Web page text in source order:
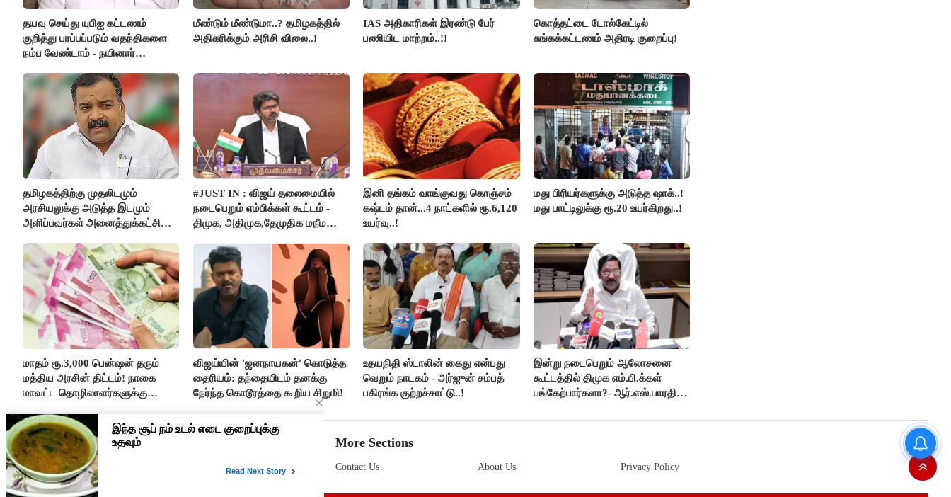
தயவு செய்து யுபிஐ கட்டணம்
குறித்து பரப்பப்படும் வதந்திகளை
நம்ப வேண்டாம் - நயினார்
மீண்டும் மீண்டுமா..? தமிழகத்தில்
அதிகரிக்கும் அரிசி விலை..!
IAS அதிகாரிகள் இரண்டு பேர்
பணியிட மாற்றம்..!!
கொத்தட்டை டோல்கேட்டில்
சுங்கக்கட்டணம் அதிரடி குறைப்பு!
தமிழகத்திற்கு முதலிடமும்
அரசியலுக்கு அடுத்த இடமும்
அளிப்பவர்கள் அனைத்துக்கட்சி
- மாணிக்கம் தாகூர்..!!
#JUST IN : விஜய் தலைமையில்
நடைபெறும் எம்பிக்கள் கூட்டம் -
திமுக, அதிமுக,தேமுதிக மநீம
இனி தங்கம் வாங்குவது கொஞ்சம்
கஷ்டம் தான்...4 நாட்களில் ரூ.6,120
உயர்வு..!
மது பிரியர்களுக்கு அடுத்த ஷாக்..!
மது பாட்டிலுக்கு ரூ.20 உயர்கிறது..!
மாதம் ரூ.3,000 பென்ஷன் தரும்
மத்திய அரசின் திட்டம்! நாகை
மாவட்ட தொழிலாளர்களுக்கு
செய்தி!
விஜய்யின் 'ஜனநாயகன்' கொடுத்த
தைரியம்: தந்தையிடம் தனக்கு
நேர்ந்த கொடூரத்தை கூறிய சிறுமி!
உதயநிதி ஸ்டாலின் கைது என்பது
வெறும் நாடகம் - அர்ஜுன் சம்பத்
பகிரங்க குற்றச்சாட்டு..!
இன்று நடைபெறும் ஆலோசனை
கூட்டத்தில் திமுக எம்.பி.க்கள்
பங்கேற்பார்களா?- ஆர்.எஸ்.பாரதி
More Sections
Contact Us About Us Privacy Policy